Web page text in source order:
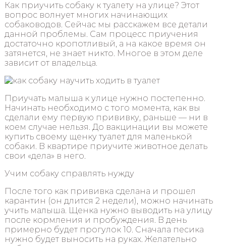
Как приучить собаку к туалету на улице? Этот
вопрос волнует многих начинающих
собаководов. Сейчас мы расскажем все детали
данной проблемы. Сам процесс приучения
достаточно кропотливый, а на какое время он
затянется, не знает никто. Многое в этом деле
зависит от владельца.
Приучать малыша к улице нужно постепенно.
Начинать необходимо с того момента, как вы
сделали ему первую прививку, раньше — ни в
коем случае нельзя. До вакцинации вы можете
купить своему щенку туалет для маленькой
собаки. В квартире приучите животное делать
свои «дела» в него.
Учим собаку справлять нужду
После того как прививка сделана и прошел
карантин (он длится 2 недели), можно начинать
учить малыша. Щенка нужно выводить на улицу
после кормления и пробуждения. В день
примерно будет прогулок 10. Сначала песика
нужно будет выносить на руках. Желательно